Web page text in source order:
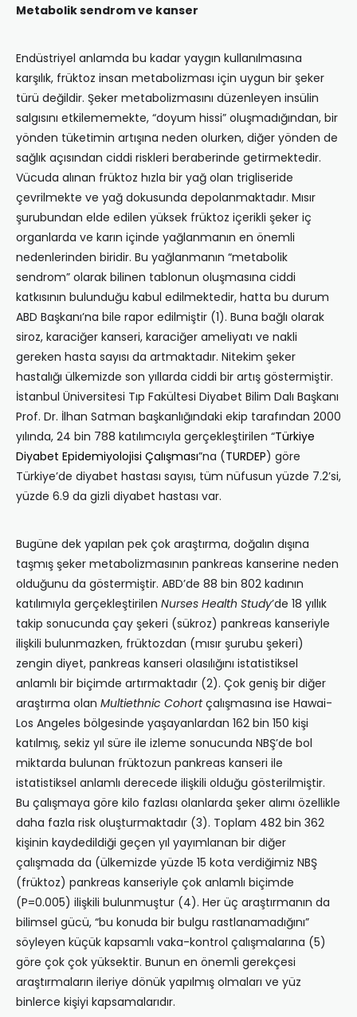
Metabolik sendrom ve kanser
Endüstriyel anlamda bu kadar yaygın kullanılmasına
karşılık, früktoz insan metabolizması için uygun bir şeker
türü değildir. Şeker metabolizmasını düzenleyen insülin
salgısını etkilememekte, “doyum hissi” oluşmadığından, bir
yönden tüketimin artışına neden olurken, diğer yönden de
sağlık açısından ciddi riskleri beraberinde getirmektedir.
Vücuda alınan früktoz hızla bir yağ olan trigliseride
çevrilmekte ve yağ dokusunda depolanmaktadır. Mısır
şurubundan elde edilen yüksek früktoz içerikli şeker iç
organlarda ve karın içinde yağlanmanın en önemli
nedenlerinden biridir. Bu yağlanmanın “metabolik
sendrom” olarak bilinen tablonun oluşmasına ciddi
katkısının bulunduğu kabul edilmektedir, hatta bu durum
ABD Başkanı’na bile rapor edilmiştir (1). Buna bağlı olarak
siroz, karaciğer kanseri, karaciğer ameliyatı ve nakli
gereken hasta sayısı da artmaktadır. Nitekim şeker
hastalığı ülkemizde son yıllarda ciddi bir artış göstermiştir.
İstanbul Üniversitesi Tıp Fakültesi Diyabet Bilim Dalı Başkanı
Prof. Dr. İlhan Satman başkanlığındaki ekip tarafından 2000
yılında, 24 bin 788 katılımcıyla gerçekleştirilen “Türkiye
Diyabet Epidemiyolojisi Çalışması”na (TURDEP) göre
Türkiye’de diyabet hastası sayısı, tüm nüfusun yüzde 7.2’si,
yüzde 6.9 da gizli diyabet hastası var.
Bugüne dek yapılan pek çok araştırma, doğalın dışına
taşmış şeker metabolizmasının pankreas kanserine neden
olduğunu da göstermiştir. ABD’de 88 bin 802 kadının
katılımıyla gerçekleştirilen Nurses Health Study’de 18 yıllık
takip sonucunda çay şekeri (sükroz) pankreas kanseriyle
ilişkili bulunmazken, früktozdan (mısır şurubu şekeri)
zengin diyet, pankreas kanseri olasılığını istatistiksel
anlamlı bir biçimde artırmaktadır (2). Çok geniş bir diğer
araştırma olan Multiethnic Cohortçalışmasına ise Hawai-
Los Angeles bölgesinde yaşayanlardan 162 bin 150 kişi
katılmış, sekiz yıl süre ile izleme sonucunda NBŞ’de bol
miktarda bulunan früktozun pankreas kanseri ile
istatistiksel anlamlı derecede ilişkili olduğu gösterilmiştir.
Bu çalışmaya göre kilo fazlası olanlarda şeker alımı özellikle
daha fazla risk oluşturmaktadır (3). Toplam 482 bin 362
kişinin kaydedildiği geçen yıl yayımlanan bir diğer
çalışmada da (ülkemizde yüzde 15 kota verdiğimiz NBŞ
(früktoz) pankreas kanseriyle çok anlamlı biçimde
(P=0.005) ilişkili bulunmuştur (4). Her üç araştırmanın da
bilimsel gücü, “bu konuda bir bulgu rastlanamadığını”
söyleyen küçük kapsamlı vaka-kontrol çalışmalarına (5)
göre çok çok yüksektir. Bunun en önemli gerekçesi
araştırmaların ileriye dönük yapılmış olmaları ve yüz
binlerce kişiyi kapsamalarıdır.